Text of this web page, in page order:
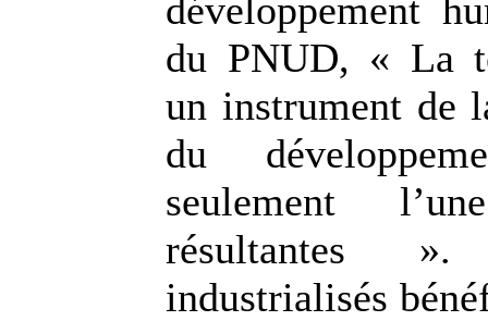
développement
du PNUD, « La
un instrument de
du
seulement
résultantes
industrialisés